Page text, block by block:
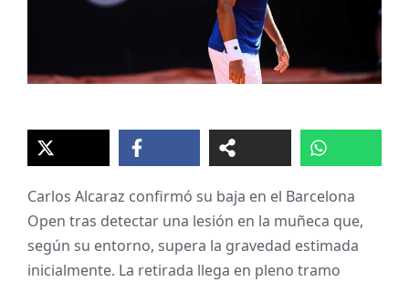
Carlos Alcaraz confirmó su baja en el Barcelona
Open tras detectar una lesión en la muñeca que,
según su entorno, supera la gravedad estimada
inicialmente. La retirada llega en pleno tramo